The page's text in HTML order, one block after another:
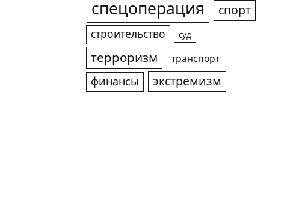
спецоперация спорт
строительство суд
терроризм транспорт
финансы экстремизм